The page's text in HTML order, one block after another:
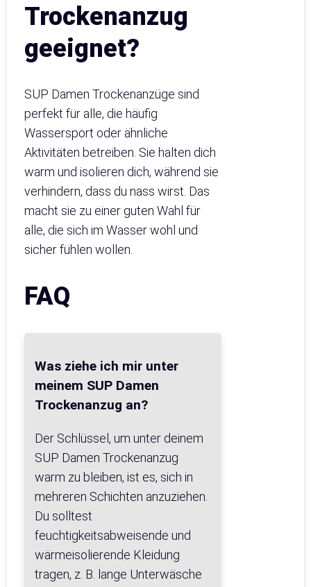
Trockenanzug
geeignet?
SUP Damen Trockenanzüge sind
perfekt für alle, die häufig
Wassersport oder ähnliche
Aktivitäten betreiben. Sie halten dich
warm und isolieren dich, während sie
verhindern, dass du nass wirst. Das
macht sie zu einer guten Wahl für
alle, die sich im Wasser wohl und
sicher fühlen wollen.
FAQ
Was ziehe ich mir unter
meinem SUP Damen
Trockenanzug an?
Der Schlüssel, um unter deinem
SUP Damen Trockenanzug
warm zu bleiben, ist es, sich in
mehreren Schichten anzuziehen.
Du solltest
feuchtigkeitsabweisende und
wärmeisolierende Kleidung
tragen, z. B. lange Unterwäsche